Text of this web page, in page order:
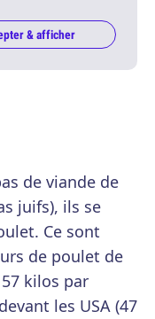
& afficher
de viande de
juifs), ils se
Ce sont
de poulet de
kilos par
les USA (47